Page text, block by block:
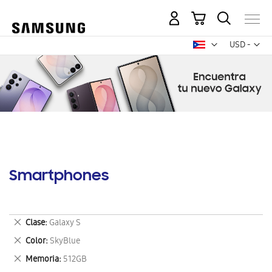
USD -
dólar
Mi carrito
Smartphones
Clase Galaxy S
Eliminar
este
artículo
Color SkyBlue
Eliminar
este
artículo
Memoria 512GB
Eliminar